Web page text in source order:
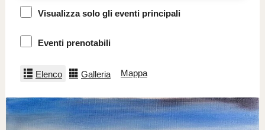
Visualizza solo gli eventi principali
Eventi prenotabili
Elenco Galleria Mappa